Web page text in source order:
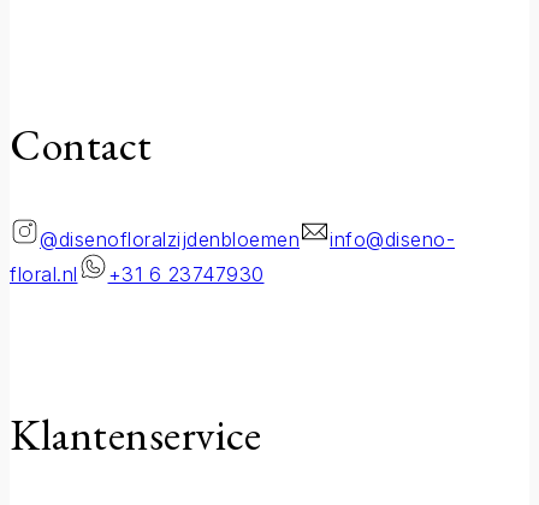
Contact
@disenofloralzijdenbloemen
info@diseno-
floral.nl
+31 6 23747930
Klantenservice